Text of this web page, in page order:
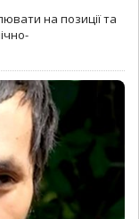
на позиції та